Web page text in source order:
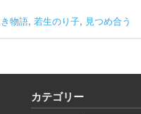
物語, 若生のり子, 見つめ合う
カテゴリー